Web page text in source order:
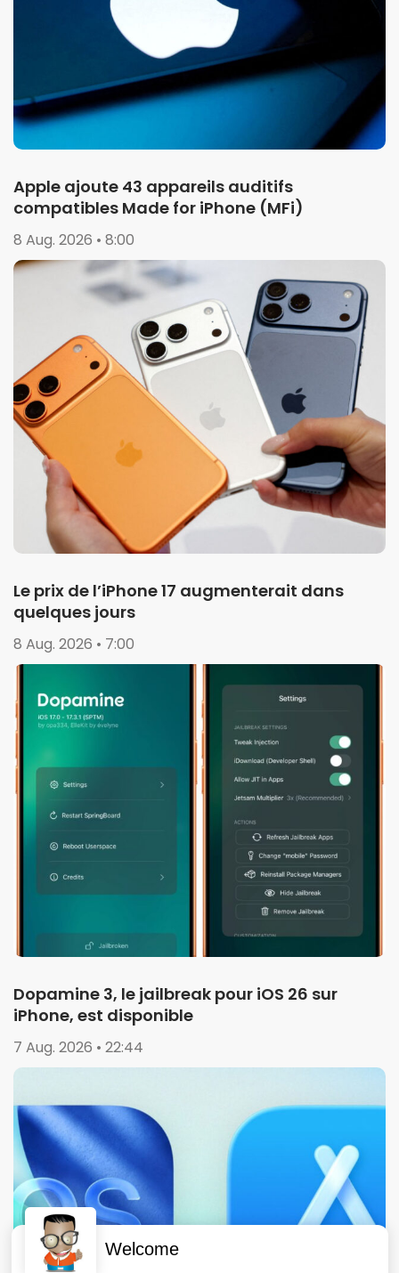
Apple ajoute 43 appareils auditifs
compatibles Made for iPhone (MFi)
8 Aug. 2026 • 8:00
Le prix de l’iPhone 17 augmenterait dans
quelques jours
8 Aug. 2026 • 7:00
Dopamine 3, le jailbreak pour iOS 26 sur
iPhone, est disponible
7 Aug. 2026 • 22:44
Welcome